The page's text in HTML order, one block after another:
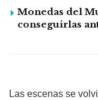
Monedas del
conseguirlas
Las escenas se